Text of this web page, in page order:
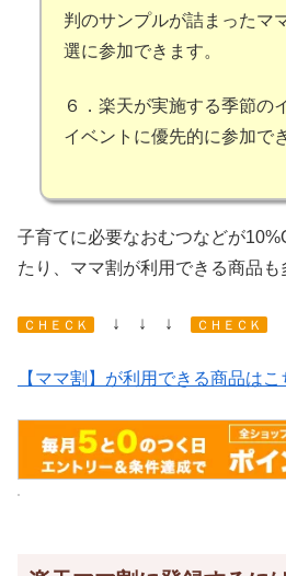
判のサンプルが詰まったマ
選に参加できます。
６．楽天が実施する季節の
イベントに優先的に参加で
子育てに必要なおむつなどが
たり、ママ割が利用できる商品も
ＣＨＥＣＫ ↓ ↓ ↓ ＣＨＥＣＫ
【ママ割】が利用できる商品はこ